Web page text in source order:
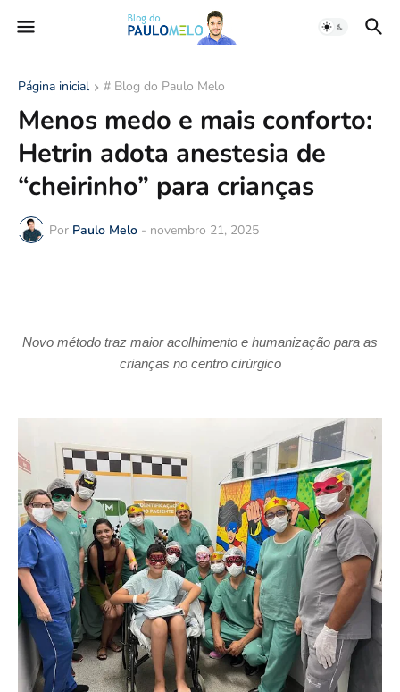
Página inicial # Blog do Paulo Melo
Menos medo e mais conforto:
Hetrin adota anestesia de
“cheirinho” para crianças
Por Paulo Melo - novembro 21, 2025
Novo método traz maior acolhimento e humanização para as
crianças no centro cirúrgico